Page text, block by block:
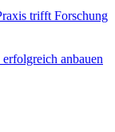
trifft Forschung
anbauen